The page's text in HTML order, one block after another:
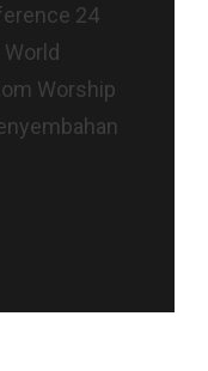
24
Worship